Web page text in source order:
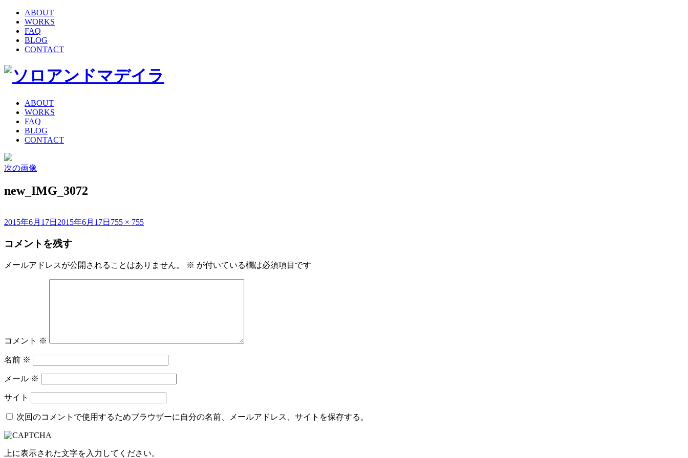
ABOUT
WORKS
FAQ
BLOG
CONTACT
ABOUT
WORKS
FAQ
BLOG
CONTACT
次の画像
new_IMG_3072
投
日:
2015年6月17日 2015年6月17日 フ
ズ
755 × 755
コメントを残す
メールアドレスが公開されることはありません。 ※ が付いている欄は必須項目です
コメント ※
名前 ※
メール ※
サイト
次回のコメントで使用するためブラウザーに自分の名前、メールアドレス、サイトを保存する。
上に表示された文字を入力してください。